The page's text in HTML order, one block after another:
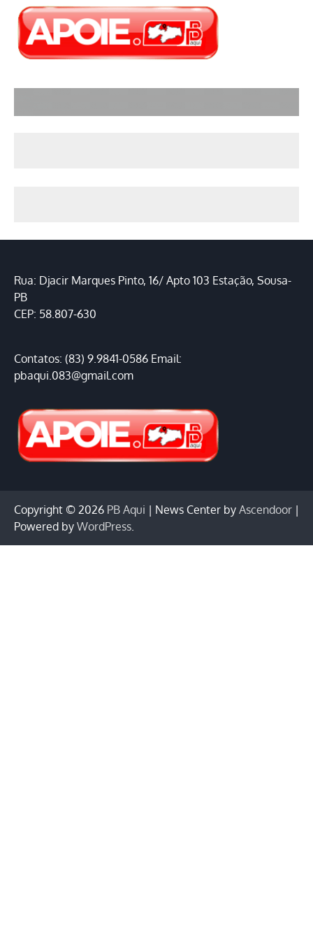
Rua: Djacir Marques Pinto, 16/ Apto 103 Estação, Sousa-
PB
CEP: 58.807-630
Contatos: (83) 9.9841-0586 Email:
pbaqui.083@gmail.com
Copyright © 2026 PB Aqui | News Center by Ascendoor |
Powered by WordPress.